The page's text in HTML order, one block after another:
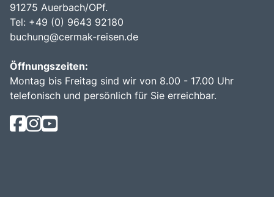
91275 Auerbach/OPf.
Tel: +49 (0) 9643 92180
buchung@cermak-reisen.de
Öffnungszeiten:
Montag bis Freitag sind wir von 8.00 - 17.00 Uhr
telefonisch und persönlich für Sie erreichbar.